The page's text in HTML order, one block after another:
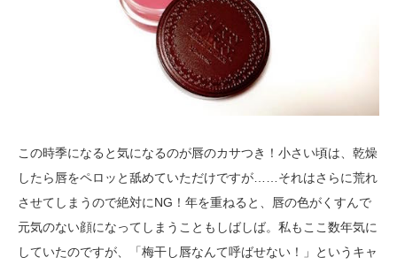
この時季になると気になるのが唇のカサつき！小さい頃は、乾燥
したら唇をペロッと舐めていただけですが……それはさらに荒れ
させてしまうので絶対にNG！年を重ねると、唇の色がくすんで
元気のない顔になってしまうこともしばしば。私もここ数年気に
していたのですが、「梅干し唇なんて呼ばせない！」というキャ